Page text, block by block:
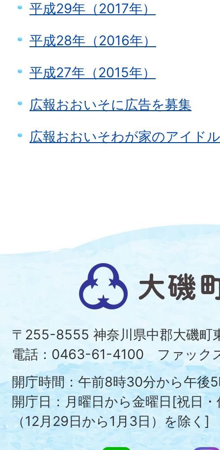
平成29年（2017年）
平成28年（2016年）
平成27年（2015年）
広報おおいそに広告を募集
広報おおいそわが家のアイド
大
磯
町
〒255-8555 神奈川県中郡大磯
電話：0463-61-4100 ファック
開庁時間：午前8時30分から午後
開庁日：月曜日から金曜日[祝日
（12月29日から1月3日）を除く]